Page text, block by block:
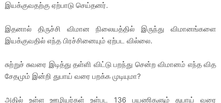
இயக்குவதற்கு ஏற்பாடு செய்தனர்.
இதனால் திருச்சி விமான நிலையத்தில் இருந்து விமானங்களை
இயக்குவதில் எந்த பிரச்சினையும் ஏற்பட வில்லை.
சுற்றுச் சுவரை இடித்து தள்ளி விட்டு பறந்து சென்ற விமானம் எந்த வித
சேதமும் இன்றி துபாய் வரை பறக்க முடியுமா?
அதில் உள்ள ஊழியர்கள் உள்பட 136 பயணிகளும் துபாய் வரை